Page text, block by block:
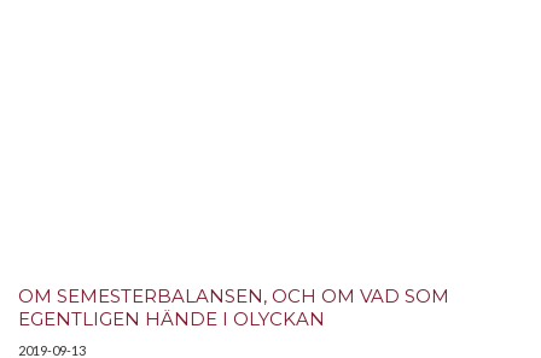
OM SEMESTERBALANSEN, OCH OM VAD SOM
EGENTLIGEN HÄNDE I OLYCKAN
2019-09-13